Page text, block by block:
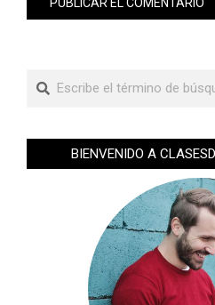
BIENVENIDO A